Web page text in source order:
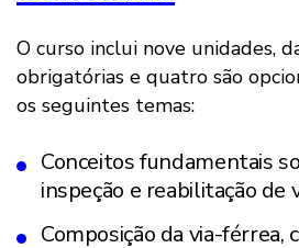
O curso inclui nove unidades,
obrigatórias e quatro são
os seguintes temas:
Conceitos fundamentais
inspeção e reabilitação de
Composição da via-